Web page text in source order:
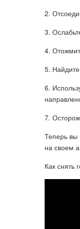
2.
3.
4.
5.
6.
7.
Теперь
на своем
Как снять